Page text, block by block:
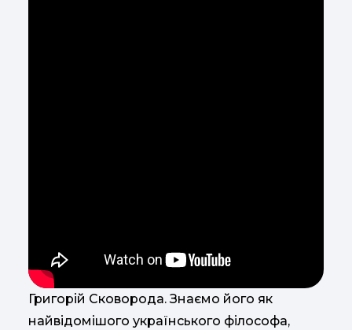
Григорій Сковорода. Знаємо його як
найвідомішого українського філософа,